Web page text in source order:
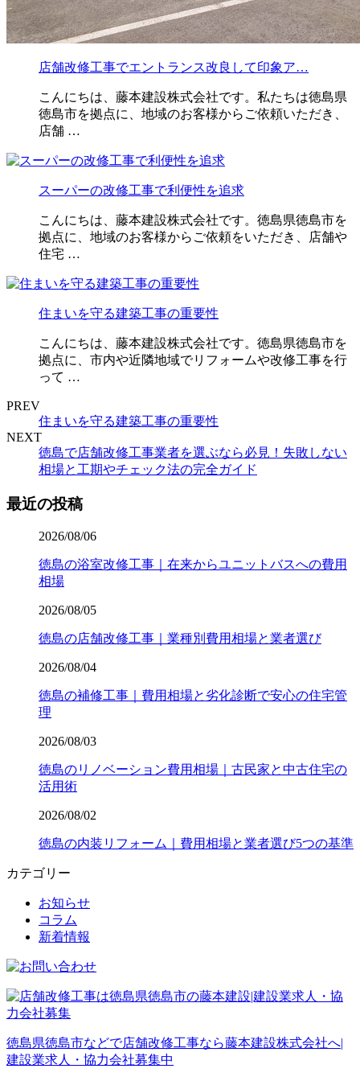
店舗改修工事でエントランス改良して印象ア…
こんにちは、藤本建設株式会社です。私たちは徳島県
徳島市を拠点に、地域のお客様からご依頼いただき、
店舗 …
スーパーの改修工事で利便性を追求
こんにちは、藤本建設株式会社です。徳島県徳島市を
拠点に、地域のお客様からご依頼をいただき、店舗や
住宅 …
住まいを守る建築工事の重要性
こんにちは、藤本建設株式会社です。徳島県徳島市を
拠点に、市内や近隣地域でリフォームや改修工事を行
って …
PREV
住まいを守る建築工事の重要性
NEXT
徳島で店舗改修工事業者を選ぶなら必見！失敗しない
相場と工期やチェック法の完全ガイド
最近の投稿
2026/08/06
徳島の浴室改修工事｜在来からユニットバスへの費用
相場
2026/08/05
徳島の店舗改修工事｜業種別費用相場と業者選び
2026/08/04
徳島の補修工事｜費用相場と劣化診断で安心の住宅管
理
2026/08/03
徳島のリノベーション費用相場｜古民家と中古住宅の
活用術
2026/08/02
徳島の内装リフォーム｜費用相場と業者選び5つの基準
カテゴリー
お知らせ
コラム
新着情報
徳島県徳島市などで店舗改修工事なら藤本建設株式会社へ|
建設業求人・協力会社募集中